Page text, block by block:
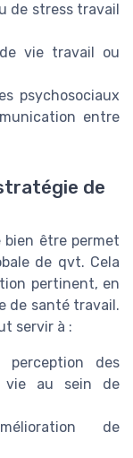
de stress travail
vie travail ou
psychosociaux
entre
de
être permet
de qvt. Cela
pertinent, en
de santé travail.
servir à :
des
vie au sein de
de